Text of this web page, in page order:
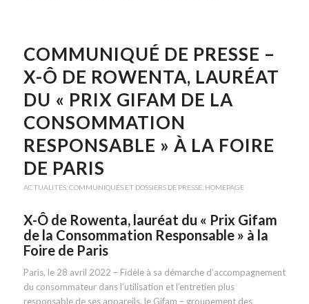
COMMUNIQUÉ DE PRESSE –
X-Ô DE ROWENTA, LAURÉAT
DU « PRIX GIFAM DE LA
CONSOMMATION
RESPONSABLE » À LA FOIRE
DE PARIS
ACTUALITÉS, COMMUNIQUÉS ET DOSSIERS DE PRESSE, HOMEPAGE
X-Ô de Rowenta, lauréat du « Prix Gifam
de la Consommation Responsable » à la
Foire de Paris
Paris, le 28 avril 2022 – Fidèle à sa démarche d’accompagnement
du consommateur dans l’utilisation et l’entretien plus
responsable de ses appareils, le Gifam – groupement des